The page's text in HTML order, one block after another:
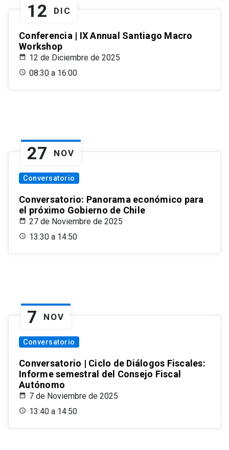
12 DIC
Conferencia | IX Annual Santiago Macro
Workshop
12 de Diciembre de 2025
08:30 a 16:00
27 NOV
Conversatorio
Conversatorio: Panorama económico para
el próximo Gobierno de Chile
27 de Noviembre de 2025
13:30 a 14:50
7 NOV
Conversatorio
Conversatorio | Ciclo de Diálogos Fiscales:
Informe semestral del Consejo Fiscal
Autónomo
7 de Noviembre de 2025
13:40 a 14:50